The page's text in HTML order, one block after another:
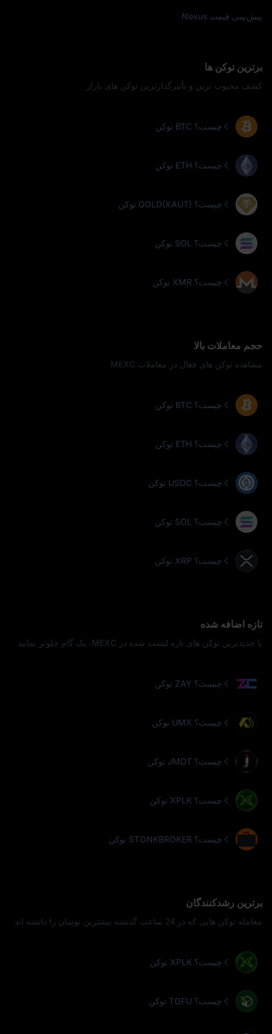
پیش‌بینی قیمت Nexus
برترین توکن‌ ها
کشف محبوب‌ ترین و تأثیرگذارترین توکن‌ های بازار
توکن BTC چیست؟
توکن ETH چیست؟
توکن GOLD(XAUT) چیست؟
توکن SOL چیست؟
توکن XMR چیست؟
حجم معاملات بالا
مشاهده توکن‌ های فعال در معاملات MEXC
توکن BTC چیست؟
توکن ETH چیست؟
توکن USDC چیست؟
توکن SOL چیست؟
توکن XRP چیست؟
تازه اضافه شده
با جدیدترین توکن‌ های تازه‌ لیست‌ شده در MEXC، یک گام جلوتر بمانید
توکن ZAY چیست؟
توکن UMX چیست؟
توکن JMDT چیست؟
توکن XPLK چیست؟
توکن STONKBROKER چیست؟
برترین رشدکنندگان
معامله توکن‌ هایی که در 24 ساعت گذشته بیشترین نوسان را داشته‌ اند
توکن XPLK چیست؟
توکن TOFU چیست؟